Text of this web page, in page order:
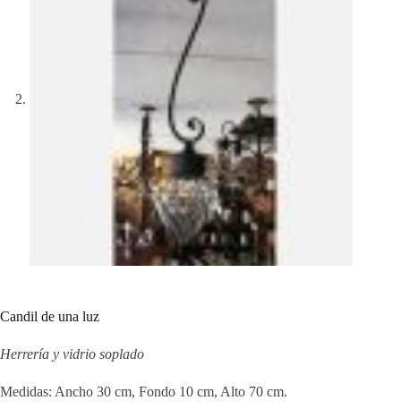
Candil de una luz
Herrería y vidrio soplado
Medidas: Ancho 30 cm, Fondo 10 cm, Alto 70 cm.